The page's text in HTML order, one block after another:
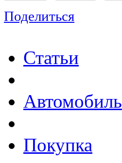
Поделиться
Статьи
Автомобиль
Покупка